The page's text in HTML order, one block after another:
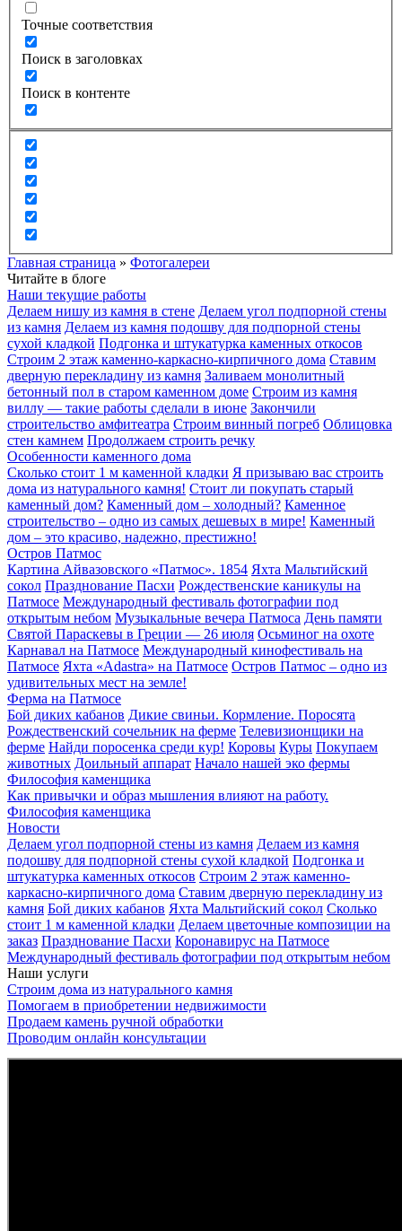
Точные соответствия
Поиск в заголовках
Поиск в контенте
Главная страница » Фотогалереи
Читайте в блоге
Наши текущие работы
Делаем нишу из камня в стене Делаем угол подпорной стены
из камня Делаем из камня подошву для подпорной стены
сухой кладкой Подгонка и штукатурка каменных откосов
Строим 2 этаж каменно-каркасно-кирпичного дома Ставим
дверную перекладину из камня Заливаем монолитный
бетонный пол в старом каменном доме Строим из камня
виллу — такие работы сделали в июне Закончили
строительство амфитеатра Строим винный погреб Облицовка
стен камнем Продолжаем строить речку
Особенности каменного дома
Сколько стоит 1 м каменной кладки Я призываю вас строить
дома из натурального камня! Стоит ли покупать старый
каменный дом? Каменный дом – холодный? Каменное
строительство – одно из самых дешевых в мире! Каменный
дом – это красиво, надежно, престижно!
Остров Патмос
Картина Айвазовского «Патмос». 1854 Яхта Мальтийский
сокол Празднование Пасхи Рождественские каникулы на
Патмосе Международный фестиваль фотографии под
открытым небом Музыкальные вечера Патмоса День памяти
Святой Параскевы в Греции — 26 июля Осьминог на охоте
Карнавал на Патмосе Международный кинофестиваль на
Патмосе Яхта «Adastra» на Патмосе Остров Патмос – одно из
удивительных мест на земле!
Ферма на Патмосе
Бой диких кабанов Дикие свиньи. Кормление. Поросята
Рождественский сочельник на ферме Телевизионщики на
ферме Найди поросенка среди кур! Коровы Куры Покупаем
животных Доильный аппарат Начало нашей эко фермы
Философия каменщика
Как привычки и образ мышления влияют на работу.
Философия каменщика
Новости
Делаем угол подпорной стены из камня Делаем из камня
подошву для подпорной стены сухой кладкой Подгонка и
штукатурка каменных откосов Строим 2 этаж каменно-
каркасно-кирпичного дома Ставим дверную перекладину из
камня Бой диких кабанов Яхта Мальтийский сокол Сколько
стоит 1 м каменной кладки Делаем цветочные композиции на
заказ Празднование Пасхи Коронавирус на Патмосе
Международный фестиваль фотографии под открытым небом
Наши услуги
Строим дома из натурального камня
Помогаем в приобретении недвижимости
Продаем камень ручной обработки
Проводим онлайн консультации